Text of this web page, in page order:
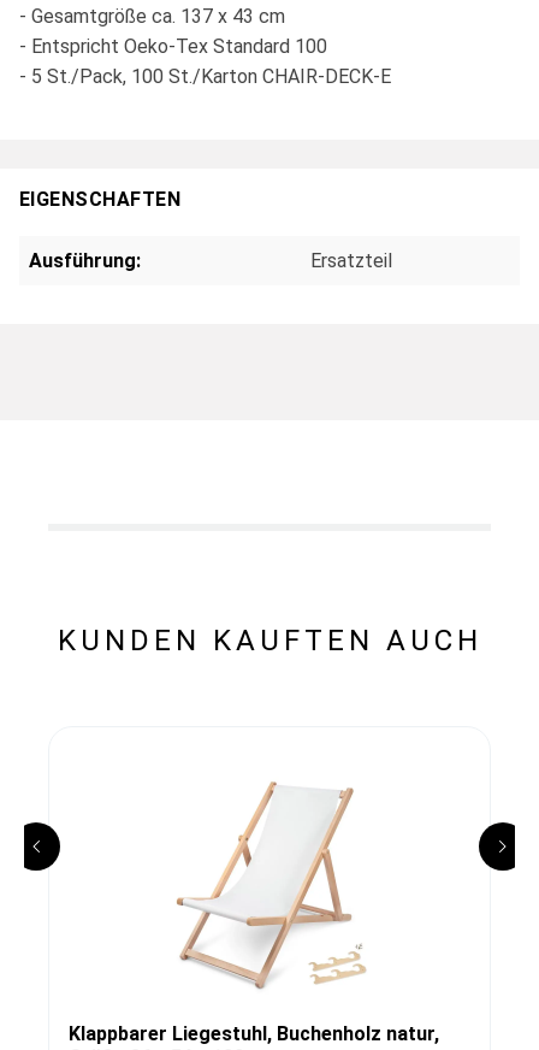
- Gesamtgröße ca. 137 x 43 cm
- Entspricht Oeko-Tex Standard 100
- 5 St./Pack, 100 St./Karton CHAIR-DECK-E
EIGENSCHAFTEN
Ausführung: Ersatzteil
KUNDEN KAUFTEN AUCH
Klappbarer Liegestuhl, Buchenholz natur,